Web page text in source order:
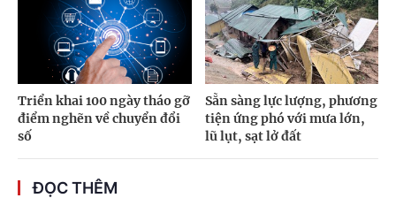
Triển khai 100 ngày tháo gỡ
điểm nghẽn về chuyển đổi
số
Sẵn sàng lực lượng, phương
tiện ứng phó với mưa lớn,
lũ lụt, sạt lở đất
ĐỌC THÊM